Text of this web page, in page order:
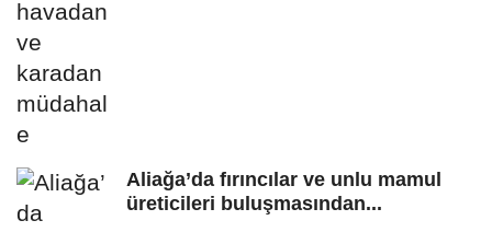
Aliağa’da fırıncılar ve unlu mamul
üreticileri buluşmasından...